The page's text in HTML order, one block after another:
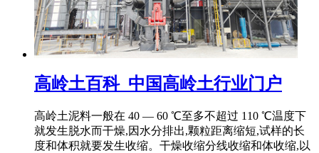
高岭土百科_中国高岭土行业门户
高岭土泥料一般在 40 — 60 ℃至多不超过 110 ℃温度下
就发生脱水而干燥,因水分排出,颗粒距离缩短,试样的长
度和体积就要发生收缩。干燥收缩分线收缩和体收缩,以